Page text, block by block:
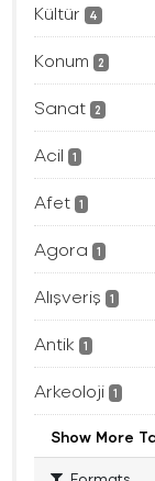
Kültür 4
Konum 2
Sanat 2
Acil 1
Afet 1
Agora 1
Alışveriş 1
Antik 1
Arkeoloji 1
Show More